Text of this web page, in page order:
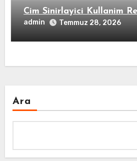
Cim Sinirlayici Kullanim
admin Temmuz 28, 2026
Ara